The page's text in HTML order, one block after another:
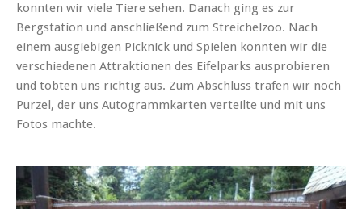
konnten wir viele Tiere sehen. Danach ging es zur
Bergstation und anschließend zum Streichelzoo. Nach
einem ausgiebigen Picknick und Spielen konnten wir die
verschiedenen Attraktionen des Eifelparks ausprobieren
und tobten uns richtig aus. Zum Abschluss trafen wir noch
Purzel, der uns Autogrammkarten verteilte und mit uns
Fotos machte.